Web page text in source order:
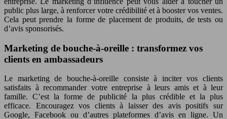
public plus large, à renforcer votre crédibilité et à booster vos ventes.
Cela peut prendre la forme de placement de produits, de tests ou
d’avis sponsorisés.
Marketing de bouche-à-oreille : transformez vos
clients en ambassadeurs
Le marketing de bouche-à-oreille consiste à inciter vos clients
satisfaits à recommander votre entreprise à leurs amis et à leur
famille. C’est la forme de publicité la plus crédible et la plus
efficace. Encouragez vos clients à laisser des avis positifs sur
Google, Facebook ou d’autres plateformes d’avis en ligne. Un